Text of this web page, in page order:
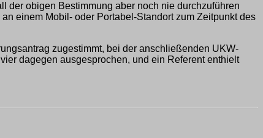
der obigen Bestimmung aber noch nie durchzuführen
einem Mobil- oder Portabel-Standort zum Zeitpunkt des
zugestimmt, bei der anschließenden UKW-
dagegen ausgesprochen, und ein Referent enthielt